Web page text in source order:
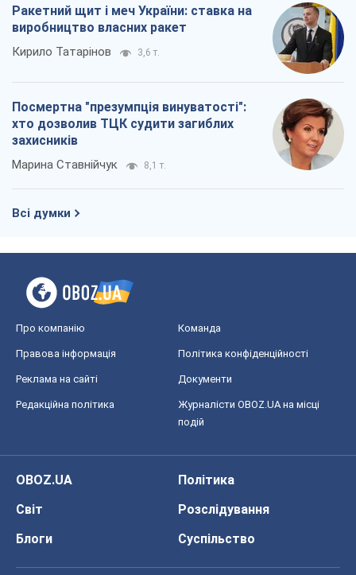
Ракетний щит і меч України: ставка на
виробництво власних ракет
Кирило Татарінов 3,6 т.
Посмертна "презумпція винуватості":
хто дозволив ТЦК судити загиблих
захисників
Марина Ставнійчук 8,1 т.
Всі думки
Про компанію Команда
Правова інформація Політика конфіденційності
Реклама на сайті Документи
Редакційна політика
Журналісти OBOZ.UA на місці
подій
OBOZ.UA
Політика
Світ
Розслідування
Блоги
Суспільство